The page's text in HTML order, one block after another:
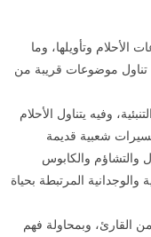
وتأويلها، وما
تناول موضوعات قريبة من
وفيه يتناول الأحلام
شعبية قديمة
والتشاؤم والكابوس
المرتبطة بحياة
من القارئ، وبمحاولة فهم